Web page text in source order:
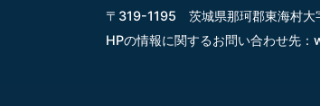
〒319-1195 茨城県那珂郡東海村大
HPの情報に関するお問い合わせ先：